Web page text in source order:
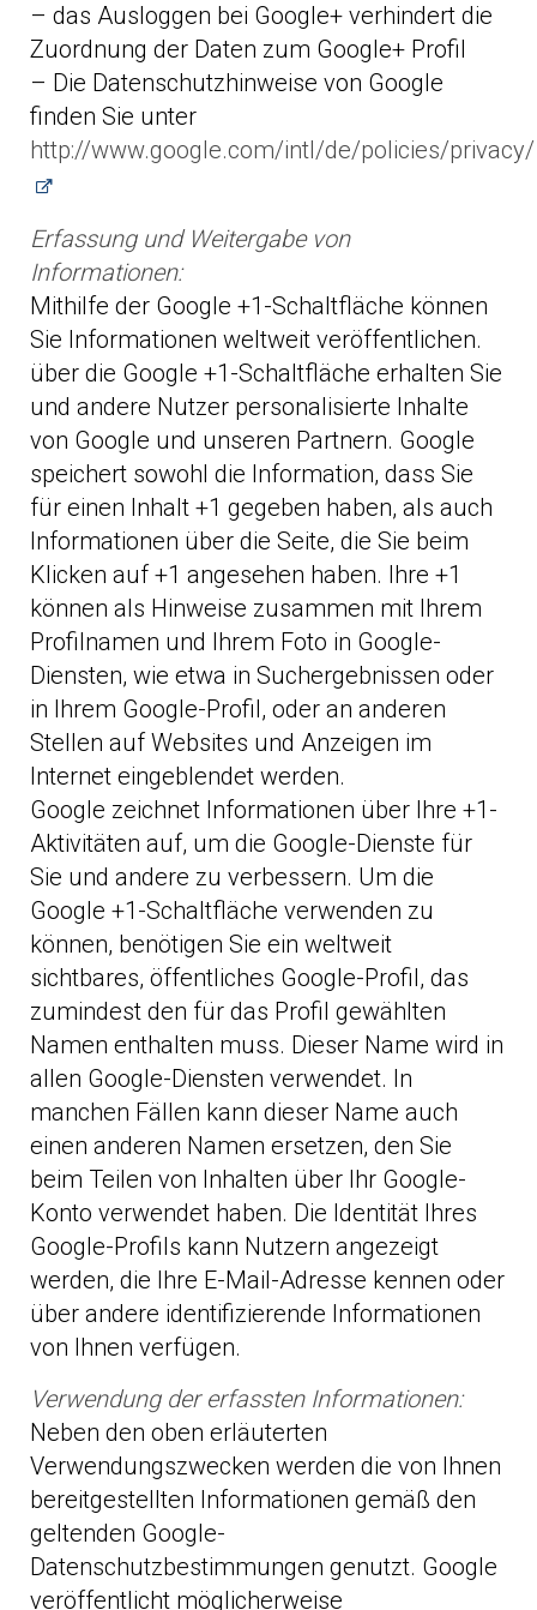
– das Ausloggen bei Google+ verhindert die
Zuordnung der Daten zum Google+ Profil
– Die Datenschutzhinweise von Google
finden Sie unter
http://www.google.com/intl/de/policies/privacy/
Erfassung und Weitergabe von
Informationen:
Mithilfe der Google +1-Schaltfläche können
Sie Informationen weltweit veröffentlichen.
über die Google +1-Schaltfläche erhalten Sie
und andere Nutzer personalisierte Inhalte
von Google und unseren Partnern. Google
speichert sowohl die Information, dass Sie
für einen Inhalt +1 gegeben haben, als auch
Informationen über die Seite, die Sie beim
Klicken auf +1 angesehen haben. Ihre +1
können als Hinweise zusammen mit Ihrem
Profilnamen und Ihrem Foto in Google-
Diensten, wie etwa in Suchergebnissen oder
in Ihrem Google-Profil, oder an anderen
Stellen auf Websites und Anzeigen im
Internet eingeblendet werden.
Google zeichnet Informationen über Ihre +1-
Aktivitäten auf, um die Google-Dienste für
Sie und andere zu verbessern. Um die
Google +1-Schaltfläche verwenden zu
können, benötigen Sie ein weltweit
sichtbares, öffentliches Google-Profil, das
zumindest den für das Profil gewählten
Namen enthalten muss. Dieser Name wird in
allen Google-Diensten verwendet. In
manchen Fällen kann dieser Name auch
einen anderen Namen ersetzen, den Sie
beim Teilen von Inhalten über Ihr Google-
Konto verwendet haben. Die Identität Ihres
Google-Profils kann Nutzern angezeigt
werden, die Ihre E-Mail-Adresse kennen oder
über andere identifizierende Informationen
von Ihnen verfügen.
Verwendung der erfassten Informationen:
Neben den oben erläuterten
Verwendungszwecken werden die von Ihnen
bereitgestellten Informationen gemäß den
geltenden Google-
Datenschutzbestimmungen genutzt. Google
veröffentlicht möglicherweise